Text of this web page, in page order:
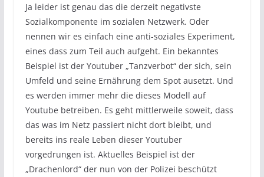
Ja leider ist genau das die derzeit negativste
Sozialkomponente im sozialen Netzwerk. Oder
nennen wir es einfach eine anti-soziales Experiment,
eines dass zum Teil auch aufgeht. Ein bekanntes
Beispiel ist der Youtuber „Tanzverbot“ der sich, sein
Umfeld und seine Ernährung dem Spot ausetzt. Und
es werden immer mehr die dieses Modell auf
Youtube betreiben. Es geht mittlerweile soweit, dass
das was im Netz passiert nicht dort bleibt, und
bereits ins reale Leben dieser Youtuber
vorgedrungen ist. Aktuelles Beispiel ist der
„Drachenlord“ der nun von der Polizei beschützt